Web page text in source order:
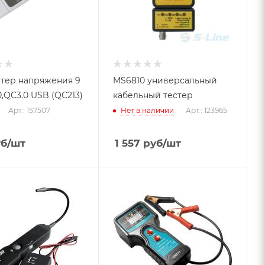
напряжения 9
USB (QC213)
Арт.: 157507
/шт
MS6810 универсальный
кабельный тестер
Нет в наличии Арт.: 123965
1 557 руб/шт